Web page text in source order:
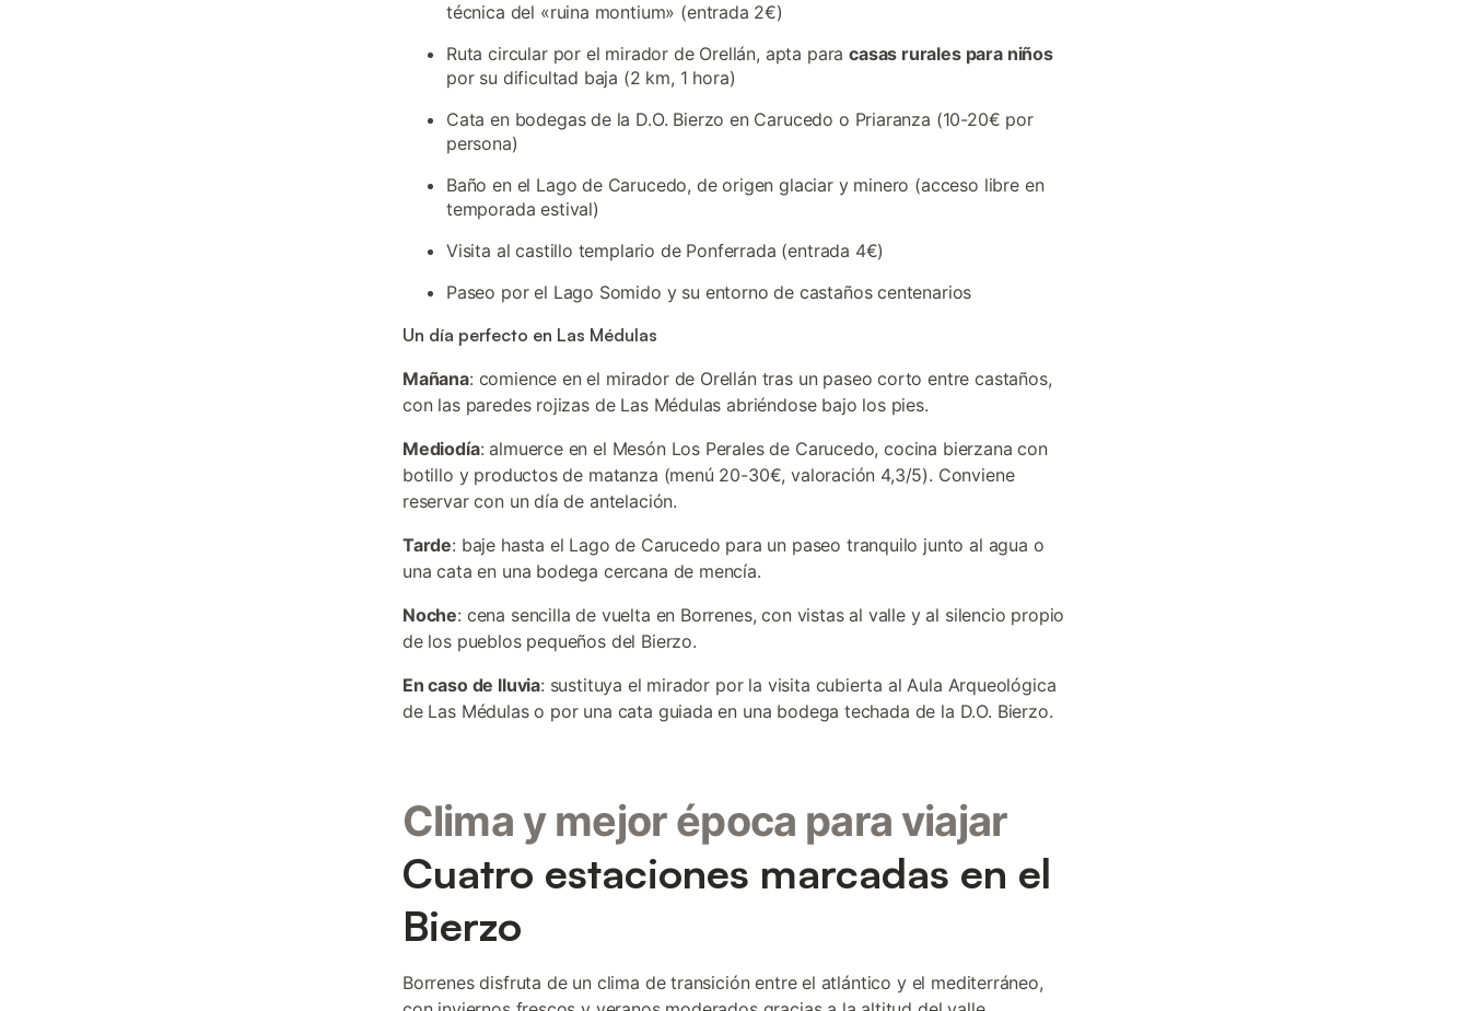
técnica del «ruina montium» (entrada 2€)
Ruta circular por el mirador de Orellán, apta paracasas rurales para niños
por su dificultad baja (2 km, 1 hora)
Cata en bodegas de la D.O. Bierzo en Carucedo o Priaranza (10-20€ por
persona)
Baño en el Lago de Carucedo, de origen glaciar y minero (acceso libre en
temporada estival)
Visita al castillo templario de Ponferrada (entrada 4€)
Paseo por el Lago Somido y su entorno de castaños centenarios
Un día perfecto en Las Médulas
Mañana: comience en el mirador de Orellán tras un paseo corto entre castaños,
con las paredes rojizas de Las Médulas abriéndose bajo los pies.
Mediodía: almuerce en el Mesón Los Perales de Carucedo, cocina bierzana con
botillo y productos de matanza (menú 20-30€, valoración 4,3/5). Conviene
reservar con un día de antelación.
Tarde: baje hasta el Lago de Carucedo para un paseo tranquilo junto al agua o
una cata en una bodega cercana de mencía.
Noche: cena sencilla de vuelta en Borrenes, con vistas al valle y al silencio propio
de los pueblos pequeños del Bierzo.
En caso de lluvia: sustituya el mirador por la visita cubierta al Aula Arqueológica
de Las Médulas o por una cata guiada en una bodega techada de la D.O. Bierzo.
Clima y mejor época para viajar
Cuatro estaciones marcadas en el
Bierzo
Borrenes disfruta de un clima de transición entre el atlántico y el mediterráneo,